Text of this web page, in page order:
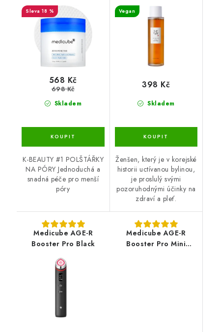
18 %
Skladem
568 Kč
698 Kč
K-BEAUTY #1 POLŠTÁŘKY
NA PÓRY Jednoduchá a
snadná péče pro menší
póry
Vegan
Skladem
398 Kč
Ženšen, který je v korejské
historii uctívanou bylinou,
je proslulý svými
pozoruhodnými účinky na
zdraví a pleť.
Medicube AGE-R
Booster Pro Black
Medicube AGE-R
Booster Pro Mini